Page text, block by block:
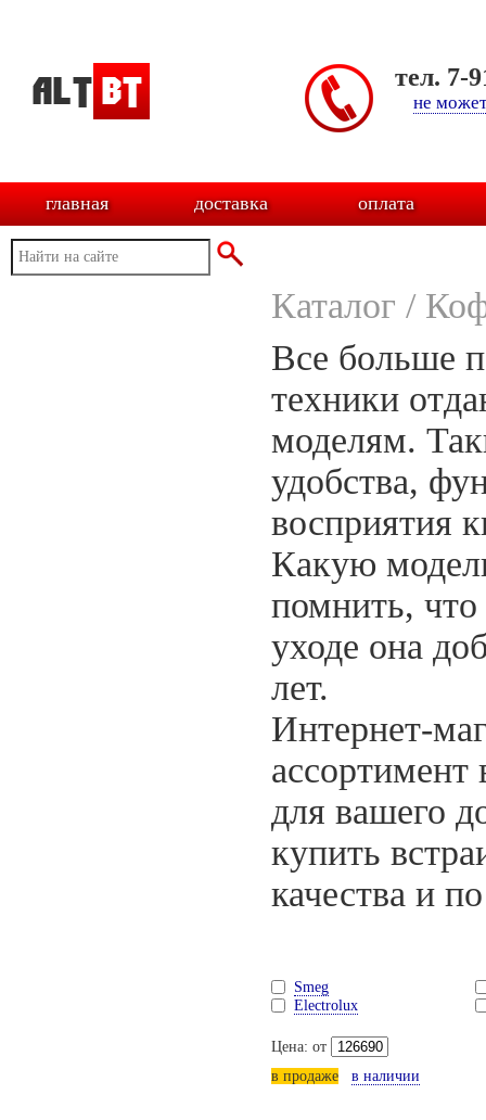
тел. 7-
не
главная доставка оплата
Каталог /
Все больше
техники
моделям.
удобства,
восприятия
Какую
помнить,
уходе она
лет.
Интернет-
ассортимент
для вашего
купить
качества и
Smeg
Electrolux
Цена: от
в продаже
в наличии